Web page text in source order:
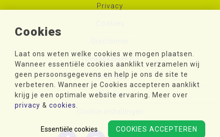
Cookies
Laat ons weten welke cookies we mogen plaatsen.
Wanneer essentiële cookies aanklikt verzamelen wij
geen persoonsgegevens en help je ons de site te
verbeteren. Wanneer je Cookies accepteren aanklikt
krijg je een optimale website ervaring. Meer over
privacy & cookies
COOKIES ACCEPTEREN
Essentiële cookies
Privacy
Toegankelijkheid
Sitemap
Colofon